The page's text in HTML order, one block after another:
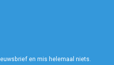
en mis helemaal niets.